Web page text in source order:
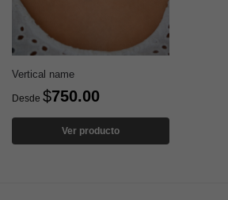
Vertical name
Desde $750.00
Ver producto